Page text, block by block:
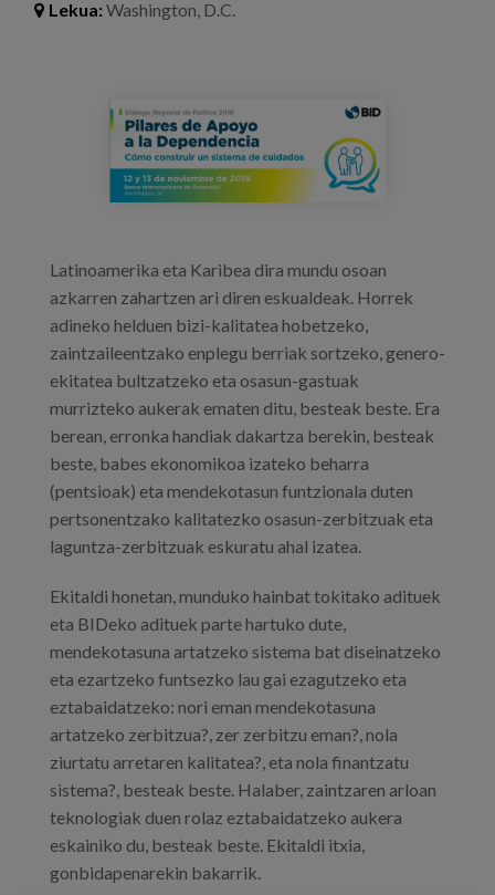
Prentsa
Salaketa-kanala
Lekua:Washington, D.C.
bid.png
Latinoamerika eta Karibea dira mundu osoan
azkarren zahartzen ari diren eskualdeak. Horrek
adineko helduen bizi-kalitatea hobetzeko,
zaintzaileentzako enplegu berriak sortzeko, genero-
ekitatea bultzatzeko eta osasun-gastuak
murrizteko aukerak ematen ditu, besteak beste. Era
berean, erronka handiak dakartza berekin, besteak
beste, babes ekonomikoa izateko beharra
(pentsioak) eta mendekotasun funtzionala duten
pertsonentzako kalitatezko osasun-zerbitzuak eta
laguntza-zerbitzuak eskuratu ahal izatea.
Ekitaldi honetan, munduko hainbat tokitako adituek
eta BIDeko adituek parte hartuko dute,
mendekotasuna artatzeko sistema bat diseinatzeko
eta ezartzeko funtsezko lau gai ezagutzeko eta
eztabaidatzeko: nori eman mendekotasuna
artatzeko zerbitzua?, zer zerbitzu eman?, nola
ziurtatu arretaren kalitatea?, eta nola finantzatu
sistema?, besteak beste. Halaber, zaintzaren arloan
teknologiak duen rolaz eztabaidatzeko aukera
eskainiko du, besteak beste. Ekitaldi itxia,
gonbidapenarekin bakarrik.